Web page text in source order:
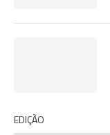
EDIÇÃO